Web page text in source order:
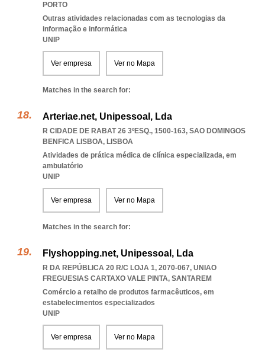
PORTO
Outras atividades relacionadas com as tecnologias da
informação e informática
UNIP
Ver empresa Ver no Mapa
Matches in the search for:
Arteriae.net, Unipessoal, Lda
R CIDADE DE RABAT 26 3ºESQ., 1500-163, SAO DOMINGOS
BENFICA LISBOA, LISBOA
Atividades de prática médica de clínica especializada, em
ambulatório
UNIP
Ver empresa Ver no Mapa
Matches in the search for:
Flyshopping.net, Unipessoal, Lda
R DA REPÚBLICA 20 R/C LOJA 1, 2070-067, UNIAO
FREGUESIAS CARTAXO VALE PINTA, SANTAREM
Comércio a retalho de produtos farmacêuticos, em
estabelecimentos especializados
UNIP
Ver empresa Ver no Mapa